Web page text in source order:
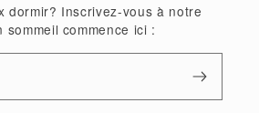
dormir? Inscrivez-vous à notre
commence ici :